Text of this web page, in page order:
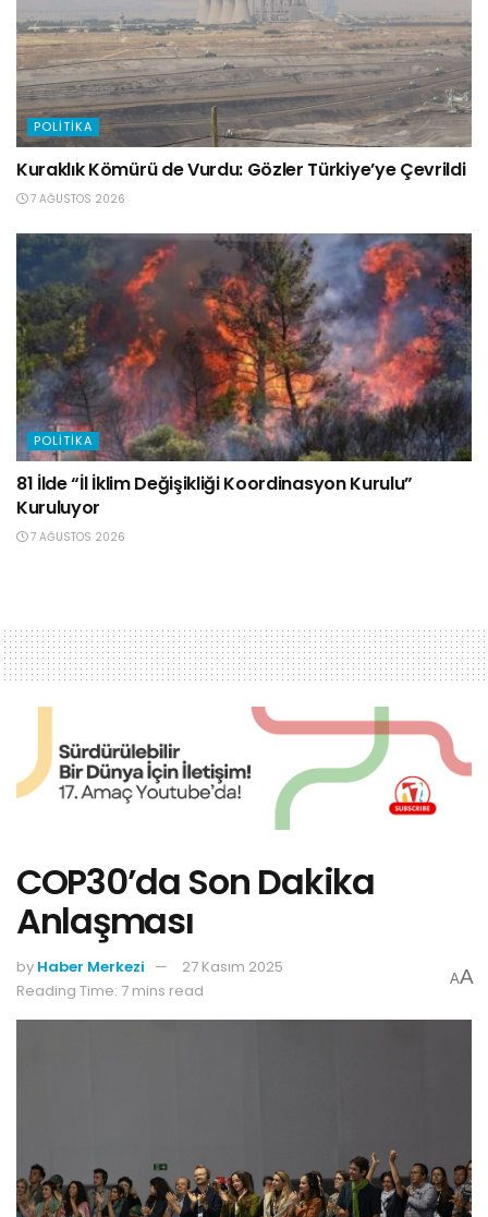
POLITIKA
Kuraklık Kömürü de Vurdu: Gözler Türkiye’ye Çevrildi
7 AĞUSTOS 2026
POLITIKA
81 İlde “İl İklim Değişikliği Koordinasyon Kurulu”
Kuruluyor
7 AĞUSTOS 2026
COP30’da Son Dakika
Anlaşması
by Haber Merkezi
27 Kasım 2025
Reading Time: 7 mins read
AA